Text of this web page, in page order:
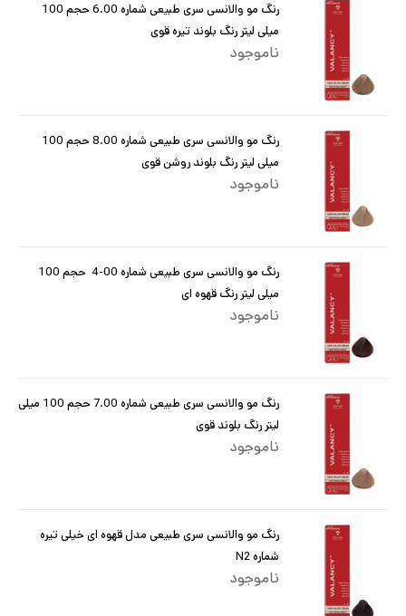
رنگ مو والانسی سری طبیعی شماره 6.00 حجم 100
میلی لیتر رنگ بلوند تیره قوی
ناموجود
رنگ مو والانسی سری طبیعی شماره 8.00 حجم 100
میلی لیتر رنگ بلوند روشن قوی
ناموجود
رنگ مو والانسی سری طبیعی شماره 00-4 حجم 100
میلی لیتر رنگ قهوه ای
ناموجود
رنگ مو والانسی سری طبیعی شماره 7.00 حجم 100 میلی
لیتر رنگ بلوند قوی
ناموجود
رنگ مو والانسی سری طبیعی مدل قهوه ای خیلی تیره
شماره N2
ناموجود